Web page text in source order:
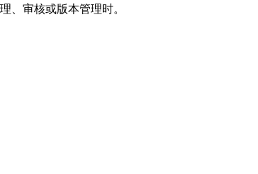
、审核或版本管理时。